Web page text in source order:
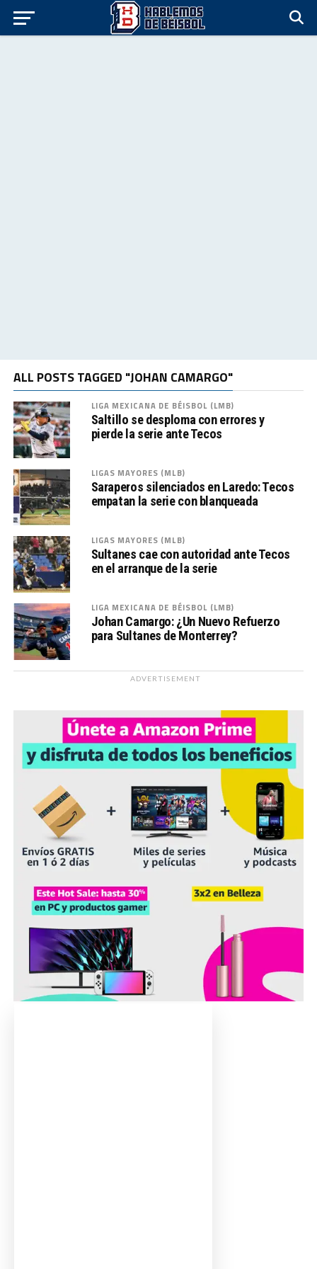
ALL POSTS TAGGED "JOHAN CAMARGO"
LIGA MEXICANA DE BÉISBOL (LMB)
Saltillo se desploma con errores y
pierde la serie ante Tecos
LIGAS MAYORES (MLB)
Saraperos silenciados en Laredo: Tecos
empatan la serie con blanqueada
LIGAS MAYORES (MLB)
Sultanes cae con autoridad ante Tecos
en el arranque de la serie
LIGA MEXICANA DE BÉISBOL (LMB)
Johan Camargo: ¿Un Nuevo Refuerzo
para Sultanes de Monterrey?
ADVERTISEMENT